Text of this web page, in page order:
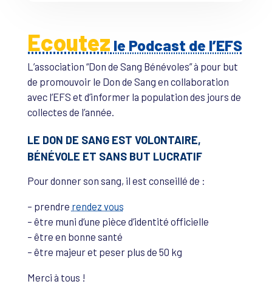
Ecoutez le Podcast de l’EFS
L’association “Don de Sang Bénévoles” à pour but
de promouvoir le Don de Sang en collaboration
avec l’EFS et d’informer la population des jours de
collectes de l’année.
LE DON DE SANG EST VOLONTAIRE,
BÉNÉVOLE ET SANS BUT LUCRATIF
Pour donner son sang, il est conseillé de :
– prendre rendez vous
– être muni d’une pièce d’identité officielle
– être en bonne santé
– être majeur et peser plus de 50 kg
Merci à tous !